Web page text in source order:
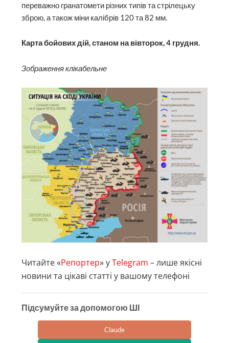
переважно гранатомети різних типів та стрілецьку
зброю, а також міни калібрів 120 та 82 мм.
Карта бойових дій, станом на вівторок, 4 грудня.
Зображення клікабельне
Читайте «Репортер» уTelegram – лише якісні
новини та цікаві статті у вашому телефоні
Підсумуйте за допомогою ШІ
Claude